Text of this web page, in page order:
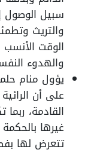
سبيل الوصول
والتريث
الوقت
والهدوء
يؤول منام
على أن
القادمة،
غيرها
تتعرض لها